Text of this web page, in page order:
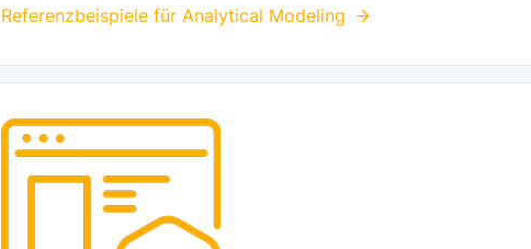
Referenzbeispiele fürAnalytical Modeling